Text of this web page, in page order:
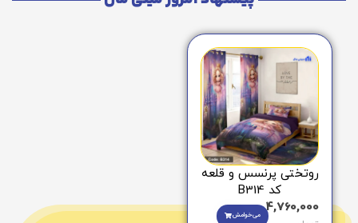
روتختی پرنسس و قلعه
کد B314
4,760,000 می‌خوامش